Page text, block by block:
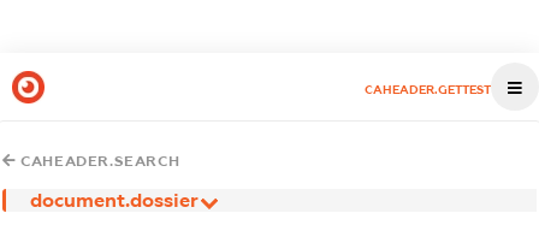
CAHEADER.GETTEST
CAHEADER.SEARCH
document.dossier